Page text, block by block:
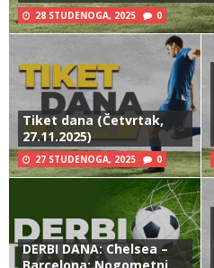
28 STUDENOGA, 2025 0
Tiket dana (Četvrtak,
27.11.2025)
27 STUDENOGA, 2025 0
DERBI DANA: Chelsea –